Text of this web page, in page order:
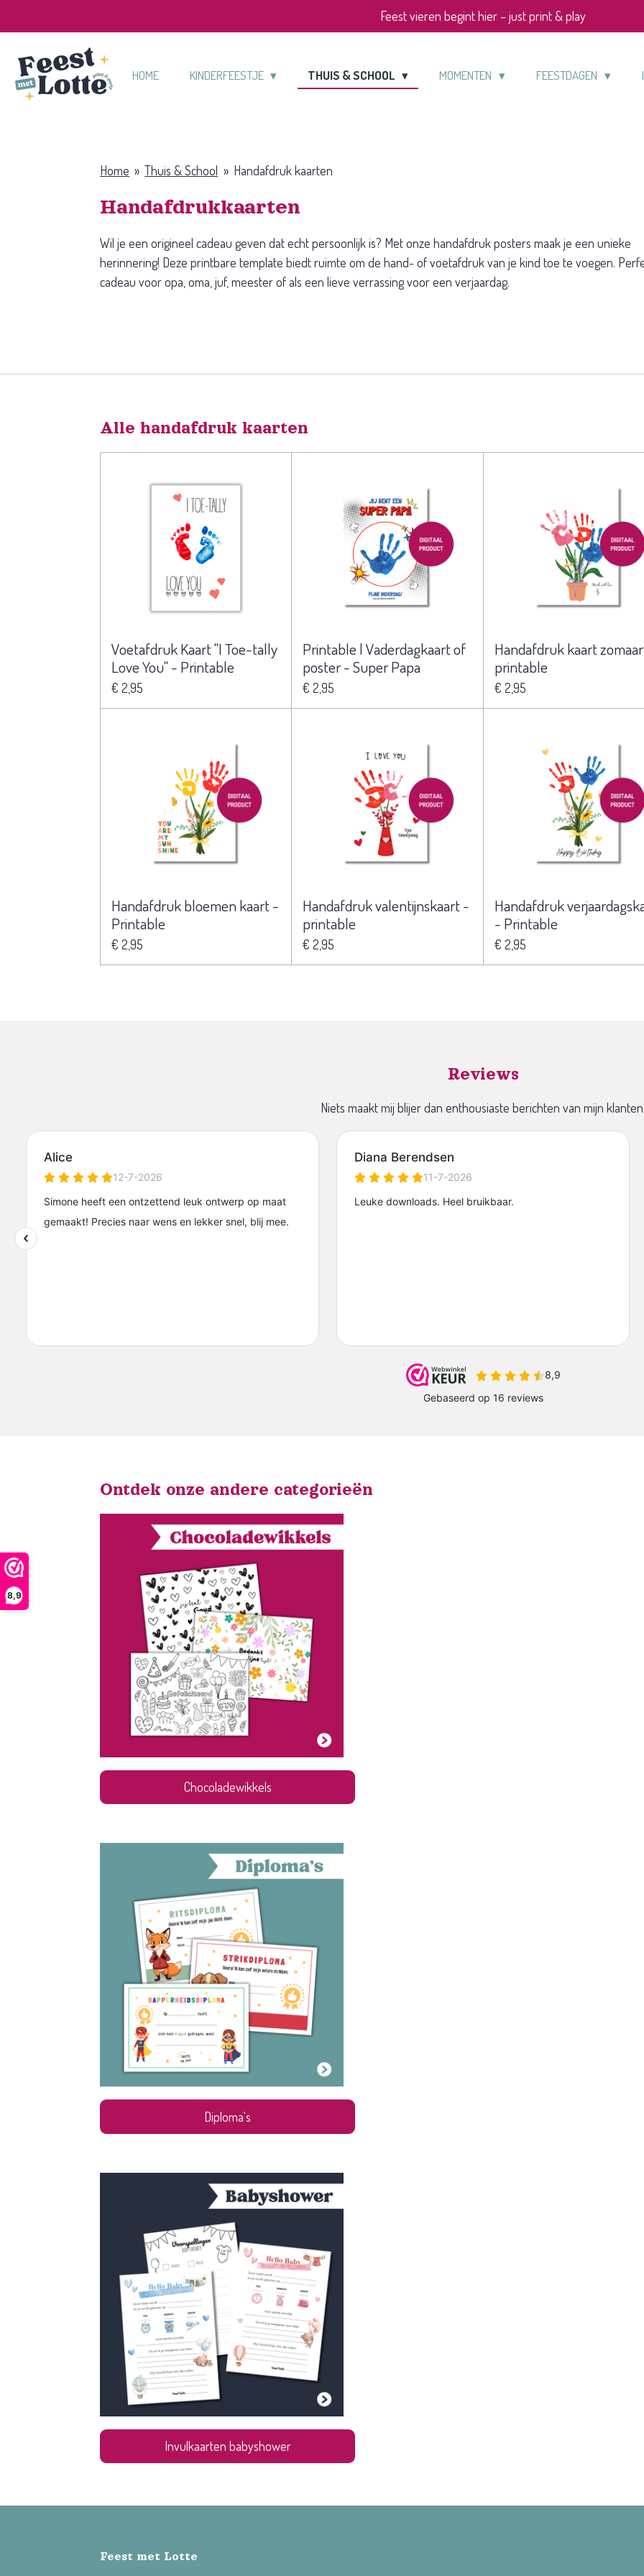
8,9
direct
naar
de
hoofdinhoud
Feest vieren begint hier – just print & play
HOME KINDERFEESTJE THUIS & SCHOOL MOMENTEN FEESTDAGEN
Home » Thuis & School » Handafdruk kaarten
Handafdrukkaarten
Wil je een origineel cadeau geven dat echt persoonlijk is? Met onze handafdruk posters maak je een unieke
herinnering! Deze printbare template biedt ruimte om de hand- of voetafdruk van je kind toe te voegen.
cadeau voor opa, oma, juf, meester of als een lieve verrassing voor een verjaardag.
Alle handafdruk kaarten
Voetafdruk Kaart "I Toe-tally
Love You" - Printable
€ 2,95
Printable | Vaderdagkaart of
poster - Super Papa
€ 2,95
Handafdruk kaart
printable
€ 2,95
Handafdruk bloemen kaart -
Printable
€ 2,95
Handafdruk valentijnskaart -
printable
€ 2,95
Handafdruk
- Printable
€ 2,95
Reviews
Niets maakt mij blijer dan enthousiaste berichten van mijn
Ontdek onze andere categorieën
Chocoladewikkels
Diploma's
Invulkaarten babyshower
Feest met Lotte